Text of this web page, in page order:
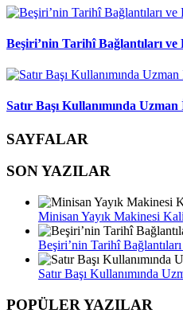
Beşiri’nin Tarihî Bağlantıları
Satır Başı Kullanımında
SAYFALAR
SON YAZILAR
Minisan Yayık Makinesi
Beşiri’nin Tarihî
Satır Başı Kullanımında
POPÜLER YAZILAR